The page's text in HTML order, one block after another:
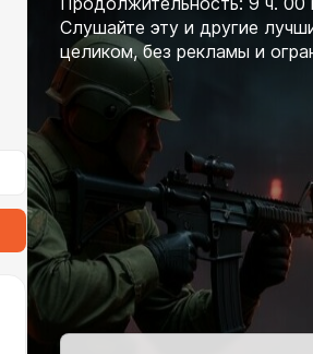
Слушайте эту и другие
целиком, без рекламы и